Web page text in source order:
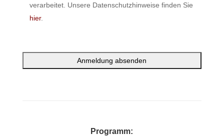
verarbeitet. Unsere Datenschutzhinweise finden Sie
hier.
Programm: